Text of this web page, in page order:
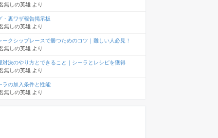
無しの英雄 より
・裏ワザ報告掲示板
無しの英雄 より
ークシップレースで勝つためのコツ｜難しい人必見！
無しの英雄 より
対決のやり方とできること｜シーラとレシピを獲得
無しの英雄 より
ラの加入条件と性能
無しの英雄 より